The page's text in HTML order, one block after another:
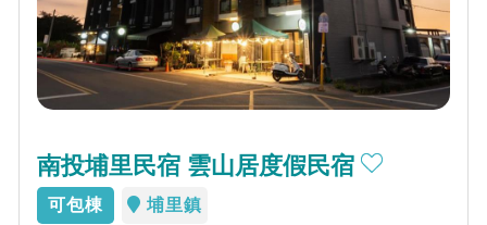
南投埔里民宿 雲山居度假民宿
可包棟 埔里鎮